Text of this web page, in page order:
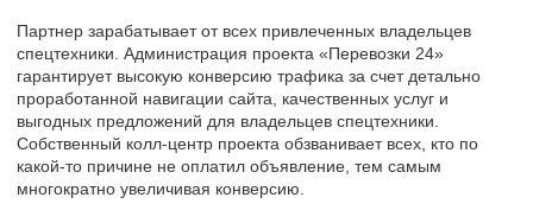
Партнер зарабатывает от всех привлеченных владельцев
спецтехники. Администрация проекта «Перевозки 24»
гарантирует высокую конверсию трафика за счет детально
проработанной навигации сайта, качественных услуг и
выгодных предложений для владельцев спецтехники.
Собственный колл-центр проекта обзванивает всех, кто по
какой-то причине не оплатил объявление, тем самым
многократно увеличивая конверсию.